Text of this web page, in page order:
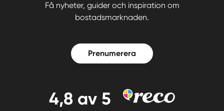
Få nyheter, guider och inspiration om
bostadsmarknaden.
Prenumerera
4,8 av 5